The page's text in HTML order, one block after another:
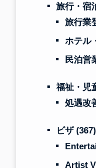
旅行・宿
旅行業
ホテル
民泊営
福祉・児
処遇改
ビザ(367)
Artist